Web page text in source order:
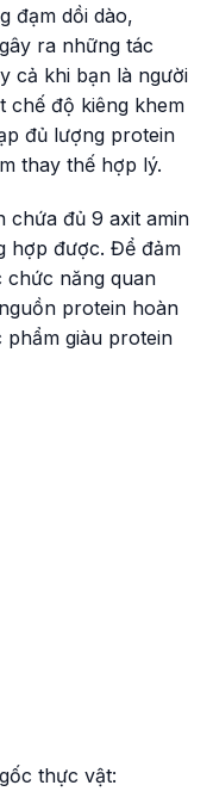
đạm dồi dào,
ra những tác
cả khi bạn là người
chế độ kiêng khem
đủ lượng protein
thay thế hợp lý.
chứa đủ 9 axit amin
hợp được. Để đảm
năng quan
protein hoàn
giàu protein
thực vật: